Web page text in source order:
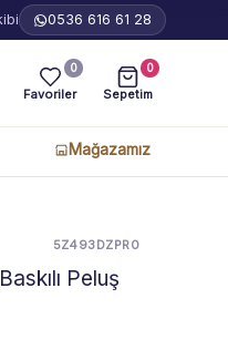
0536 616 61 28
Favoriler
0
Sepetim
0
Mağazamız
5Z493DZPR0
Peluş